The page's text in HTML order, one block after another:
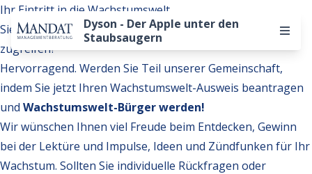
Dyson - Der Apple unter den
Staubsaugern
Ihr Eintritt in die Wachstumswelt
Sie möchten auf weitere Inhalte der Wachstumswelt
zugreifen?
Hervorragend. Werden Sie Teil unserer Gemeinschaft,
indem Sie jetzt Ihren Wachstumswelt-Ausweis beantragen
und Wachstumswelt-Bürger werden!
Wir wünschen Ihnen viel Freude beim Entdecken, Gewinn
bei der Lektüre und Impulse, Ideen und Zündfunken für Ihr
Wachstum. Sollten Sie individuelle Rückfragen oder